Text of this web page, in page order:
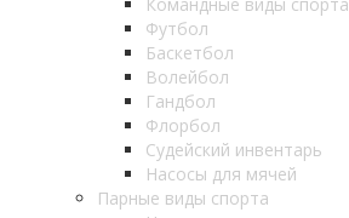
Футбол
Баскетбол
Волейбол
Гандбол
Флорбол
Судейский инвентарь
Насосы для мячей
Парные виды спорта